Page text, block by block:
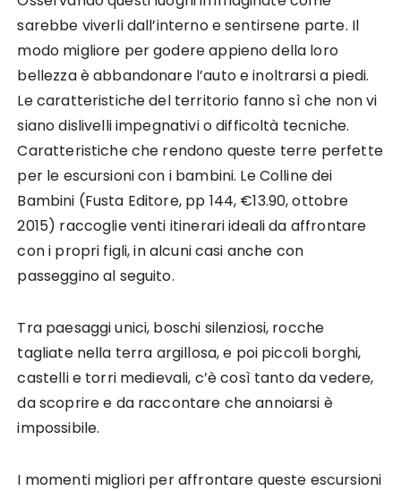
sarebbe viverli dall’interno e sentirsene parte. Il
modo migliore per godere appieno della loro
bellezza è abbandonare l’auto e inoltrarsi a piedi.
Le caratteristiche del territorio fanno sì che non vi
siano dislivelli impegnativi o difficoltà tecniche.
Caratteristiche che rendono queste terre perfette
per le escursioni con i bambini. Le Colline dei
Bambini (Fusta Editore, pp 144, €13.90, ottobre
2015) raccoglie venti itinerari ideali da affrontare
con i propri figli, in alcuni casi anche con
passeggino al seguito.
Tra paesaggi unici, boschi silenziosi, rocche
tagliate nella terra argillosa, e poi piccoli borghi,
castelli e torri medievali, c’è così tanto da vedere,
da scoprire e da raccontare che annoiarsi è
impossibile.
I momenti migliori per affrontare queste escursioni